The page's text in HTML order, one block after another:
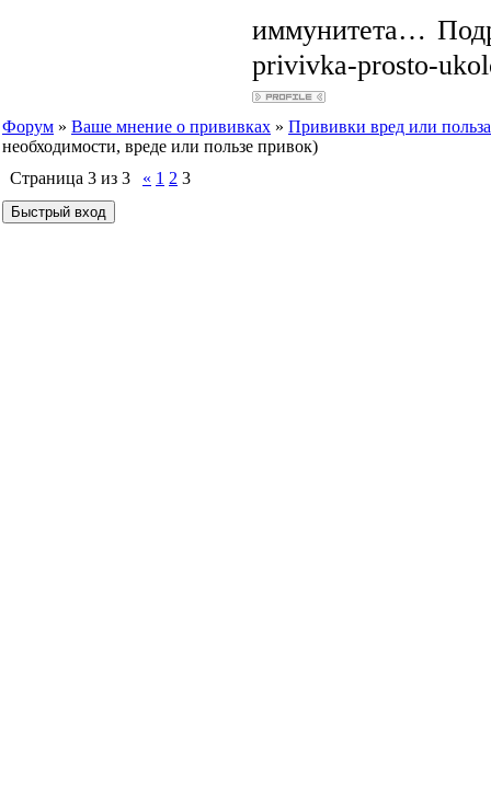
иммунитета…
privivka-prosto-
Форум » Ваше мнение о прививках » Прививки вред или
необходимости, вреде или пользе привок)
Страница 3 из 3 « 1 2 3